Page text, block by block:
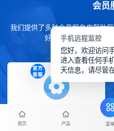
会员
我们提供了多种会员服务来帮助
好的体验，下方详细了
免费更新迭代
首页 产品 菜单
手机远程监控
您好，欢迎访问
进入查看任何手
天信息，请尽管